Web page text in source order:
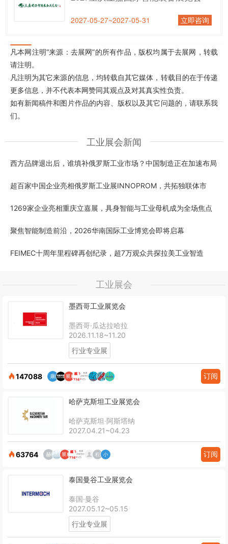
2027-05-27~2027-05-31 立即咨询
凡本网注明“来源：去展网”的所有作品，版权均属于去展网，转载
请注明。
凡注明为其它来源的信息，均转载自其它媒体，转载目的在于传递
更多信息，并不代表本网赞同其观点及对其真实性负责。
如有新闻稿件和图片作品的内容、版权以及其它问题的，请联系我
们。
工业展会新闻
西方品牌退出后，谁填补俄罗斯工业市场？中国制造正在加速布局
超百家中国企业亮相俄罗斯工业展INNOPROM，共拓独联体市
1269家企业亮相重庆立嘉展，具身智能与工业母机成为全场焦点
聚焦智能制造前沿，2026华南国际工业博览会即将启幕
FEIMEC十周年里程碑再创纪录，超7万观众共探拉美工业智造
工业展会
墨西哥工业展览会
墨西哥·瓜达拉哈拉
2026.11.18~11.20
行业专业展
147088 订阅
哈萨克斯坦工业展览会
哈萨克斯坦·阿斯塔纳
2027.04.21~04.23
63764 订阅
泰国曼谷工业展览会
泰国·曼谷
2027.05.12~05.15
行业专业展